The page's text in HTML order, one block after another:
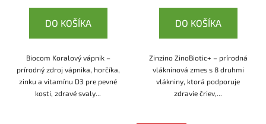
DO KOŠÍKA
Biocom Koralový vápnik –
prírodný zdroj vápnika, horčíka,
zinku a vitamínu D3 pre pevné
kosti, zdravé svaly...
DO KOŠÍKA
Zinzino ZinoBiotic+ – prírodná
vlákninová zmes s 8 druhmi
vlákniny, ktorá podporuje
zdravie čriev,...